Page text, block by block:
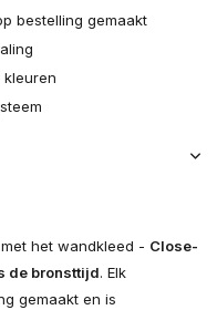
bestelling gemaakt
het wandkleed - Close-
de bronsttijd. Elk
gemaakt en is